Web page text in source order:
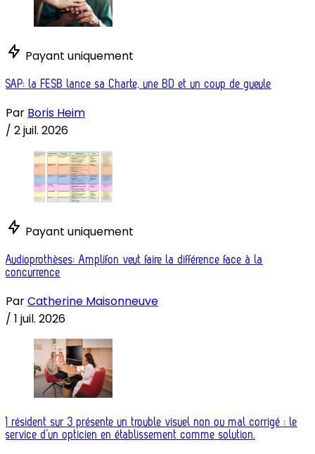
Payant uniquement
SAP: la FESB lance sa Charte, une BD et un coup de gueule
Par Boris Heim
/ 2 juil. 2026
Payant uniquement
Audioprothèses: Amplifon veut faire la différence face à la
concurrence
ParCatherine Maisonneuve
/ 1 juil. 2026
1 résident sur 3 présente un trouble visuel non ou mal corrigé : le
service d’un opticien en établissement comme solution.